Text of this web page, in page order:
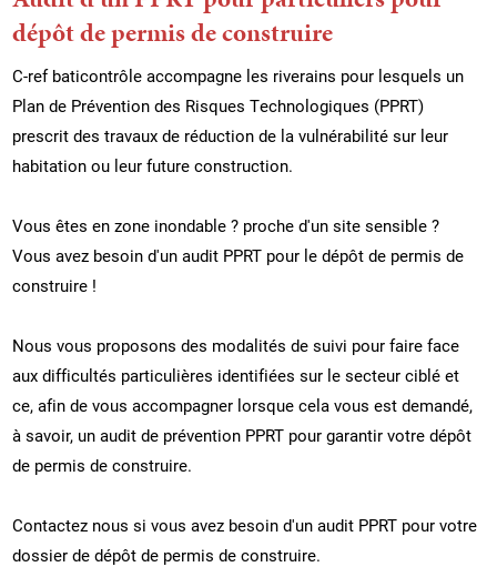
dépôt de permis de construire
C-ref baticontrôle accompagne les riverains pour lesquels un
Plan de Prévention des Risques Technologiques (PPRT)
prescrit des travaux de réduction de la vulnérabilité sur leur
habitation ou leur future construction.
Vous êtes en zone inondable ? proche d'un site sensible ?
Vous avez besoin d'un audit PPRT pour le dépôt de permis de
construire !
Nous vous proposons des modalités de suivi pour faire face
aux difficultés particulières identifiées sur le secteur ciblé et
ce, afin de vous accompagner lorsque cela vous est demandé,
à savoir, un audit de prévention PPRT pour garantir votre dépôt
de permis de construire.
Contactez nous si vous avez besoin d'un audit PPRT pour votre
dossier de dépôt de permis de construire.